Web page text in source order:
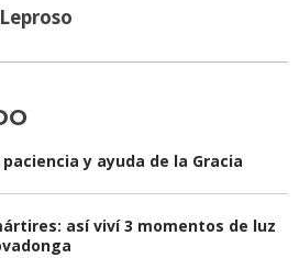
y ayuda de la Gracia
así viví 3 momentos de luz